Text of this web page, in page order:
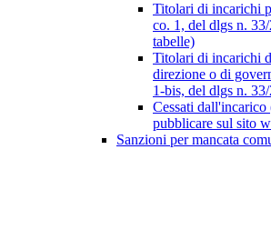
Titolari di incarichi
co. 1, del dlgs n.
tabelle)
Titolari di incarichi
direzione o di
1-bis, del dlgs n.
Cessati dall'incarico
pubblicare sul sito
Sanzioni per mancata